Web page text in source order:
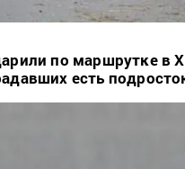
по маршрутке в
есть